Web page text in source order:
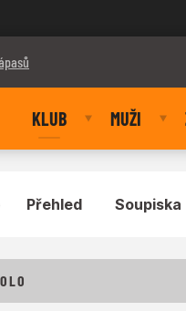
KLUB MUŽI
Přehled Soupiska